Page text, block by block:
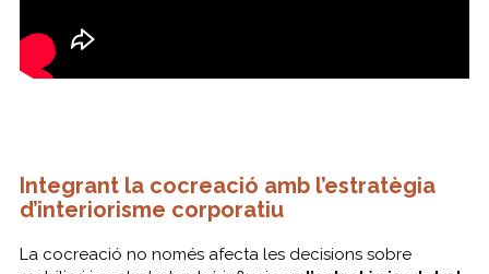
Integrant la cocreació amb l’estratègia
d’interiorisme corporatiu
La cocreació no només afecta les decisions sobre